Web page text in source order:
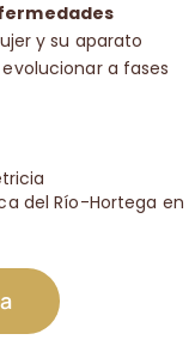
y su aparato
a fases
del Río-Hortega en